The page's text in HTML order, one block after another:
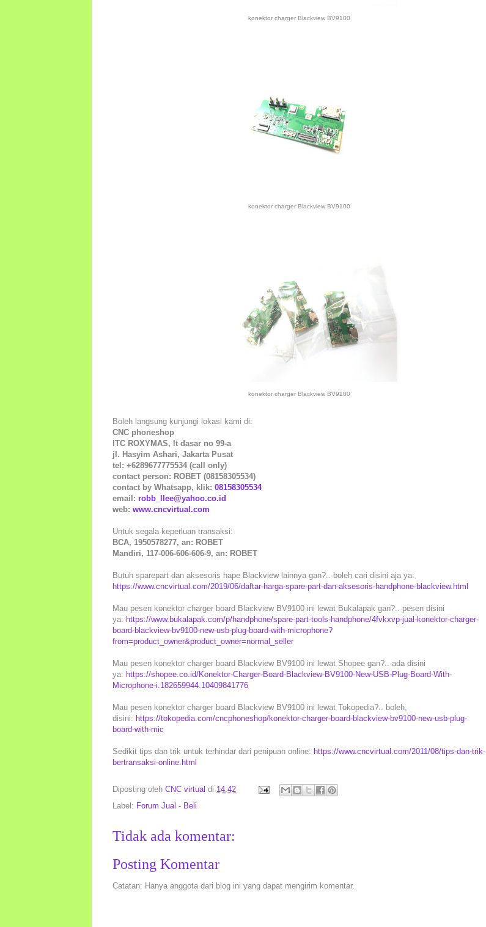
konektor charger Blackview BV9100
konektor charger Blackview BV9100
konektor charger Blackview BV9100
Boleh langsung kunjungi lokasi kami di:
CNC phoneshop
ITC ROXYMAS, lt dasar no 99-a
jl. Hasyim Ashari, Jakarta Pusat
tel: +6289677775534 (call only)
contact person: ROBET (08158305534)
contact by Whatsapp, klik: 08158305534
email: robb_llee@yahoo.co.id
web: www.cncvirtual.com
Untuk segala keperluan transaksi:
BCA, 1950578277, an: ROBET
Mandiri, 117-006-606-606-9, an: ROBET
Butuh sparepart dan aksesoris hape Blackview lainnya gan?.. boleh cari disini aja ya:
https://www.cncvirtual.com/2019/06/daftar-harga-spare-part-dan-aksesoris-handphone-blackview.html
Mau pesen konektor charger board Blackview BV9100 ini lewat Bukalapak gan?.. pesen disini
ya: https://www.bukalapak.com/p/handphone/spare-part-tools-handphone/4fvkxvp-jual-konektor-charger-
board-blackview-bv9100-new-usb-plug-board-with-microphone?
from=product_owner&product_owner=normal_seller
Mau pesen konektor charger board Blackview BV9100 ini lewat Shopee gan?.. ada disini
ya: https://shopee.co.id/Konektor-Charger-Board-Blackview-BV9100-New-USB-Plug-Board-With-
Microphone-i.182659944.10409841776
Mau pesen konektor charger board Blackview BV9100 ini lewat Tokopedia?.. boleh,
disini: https://tokopedia.com/cncphoneshop/konektor-charger-board-blackview-bv9100-new-usb-plug-
board-with-mic
Sedikit tips dan trik untuk terhindar dari penipuan online: https://www.cncvirtual.com/2011/08/tips-dan-trik-
bertransaksi-online.html
Diposting oleh CNC virtual di 14.42
Label: Forum Jual - Beli
Tidak ada komentar:
Posting Komentar
Catatan: Hanya anggota dari blog ini yang dapat mengirim komentar.